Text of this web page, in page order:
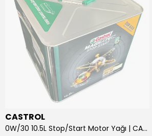
CASTROL
0W/30 10.5L Stop/Start Motor Yağı | CASTROL